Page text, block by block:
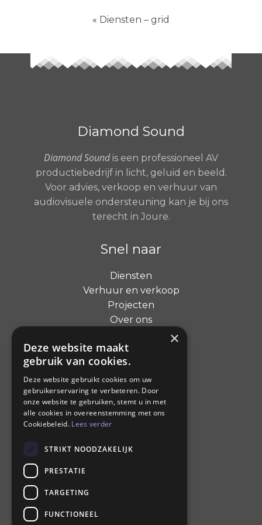
« Diensten – grid
Diamond Sound
Diamond Soundis een professioneel AV
productiebedrijf in licht, geluid en beeld.
Voor advies, verkoop en verhuur van
audiovisuele ondersteuning kan je bij ons
terecht in Joure.
Snel naar
Diensten
Verhuur en verkoop
Projecten
Over ons
Adres
Celsiusweg 3
Joure 8503 AC
Nederland
Contact
info@diamondsound.nl
×
Deze website maakt
gebruik van cookies.
Deze website gebruikt cookies om uw
gebruikerservaring te verbeteren. Door
onze website te gebruiken, stemt u in met
alle cookies in overeenstemming met ons
Cookiebeleid. Lees verder
STRIKT NOODZAKELIJK
PRESTATIE
TARGETING
FUNCTIONEEL